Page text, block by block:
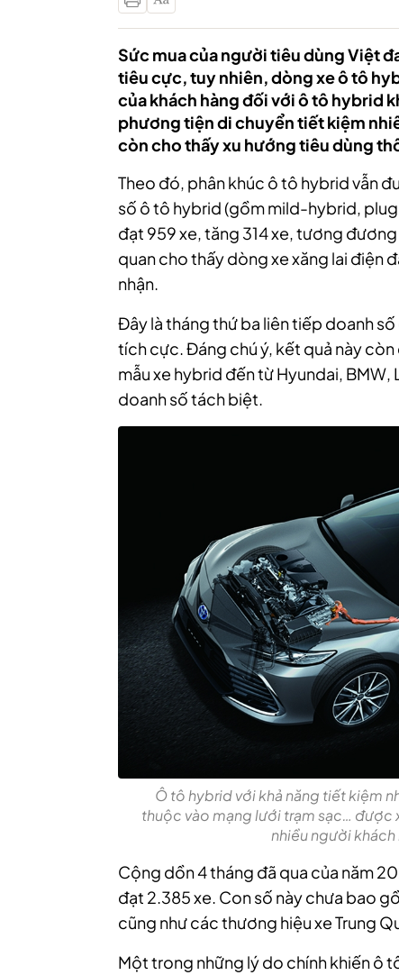
Sức mua của người tiêu dùng Việt
tiêu cực, tuy nhiên, dòng xe ô tô
của khách hàng đối với ô tô hybrid
phương tiện di chuyển tiết kiệm
còn cho thấy xu hướng tiêu dùng
Theo đó, phân khúc ô tô hybrid vẫn
số ô tô hybrid (gồm mild-hybrid,
đạt 959 xe, tăng 314 xe, tương
quan cho thấy dòng xe xăng lai điện
nhận.
Đây là tháng thứ ba liên tiếp doanh
tích cực. Đáng chú ý, kết quả này
mẫu xe hybrid đến từ Hyundai,
doanh số tách biệt.
Ô tô hybrid với khả năng tiết kiệm
thuộc vào mạng lưới trạm sạc… được
nhiều người khách
Cộng dồn 4 tháng đã qua của năm
đạt 2.385 xe. Con số này chưa bao
cũng như các thương hiệu xe Trung
Một trong những lý do chính khiến ô